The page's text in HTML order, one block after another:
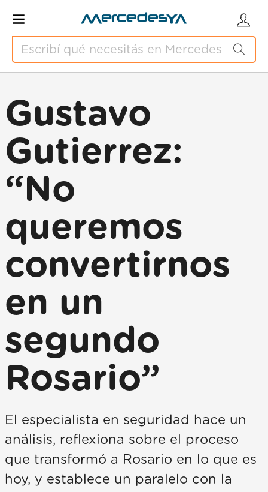
Gustavo
Gutierrez:
“No
queremos
convertirnos
en un
segundo
Rosario”
El especialista en seguridad hace un
análisis, reflexiona sobre el proceso
que transformó a Rosario en lo que es
hoy, y establece un paralelo con la